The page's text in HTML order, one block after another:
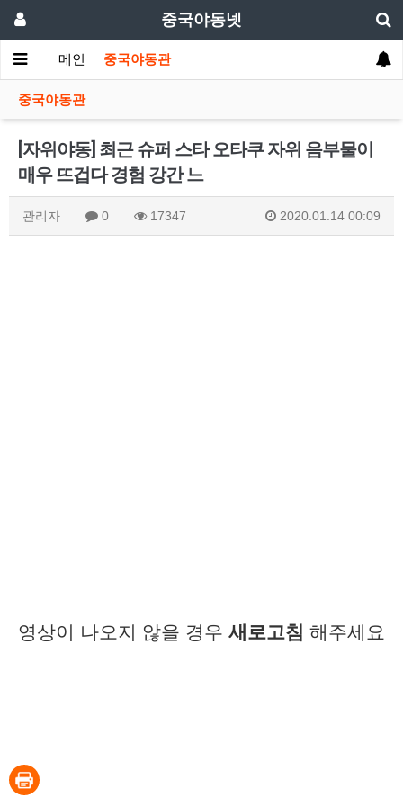
중국야동넷
메인 중국야동관
중국야동관
[자위야동] 최근 슈퍼 스타 오타쿠 자위 음부물이
매우 뜨겁다 경험 강간 느
관리자 0 17347 2020.01.14 00:09
영상이 나오지 않을 경우 새로고침 해주세요